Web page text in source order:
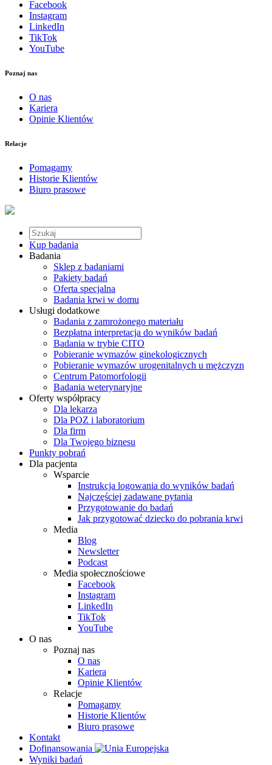
Facebook
Instagram
LinkedIn
TikTok
YouTube
Poznaj nas
O nas
Kariera
Opinie Klientów
Relacje
Pomagamy
Historie Klientów
Biuro prasowe
Kup badania
Badania
Sklep z badaniami
Pakiety badań
Oferta specjalna
Badania krwi w domu
Usługi dodatkowe
Badania z zamrożonego materiału
Bezpłatna interpretacja do wyników badań
Badania w trybie CITO
Pobieranie wymazów ginekologicznych
Pobieranie wymazów urogenitalnych u mężczyzn
Centrum Patomorfologii
Badania weterynaryjne
Oferty współpracy
Dla lekarza
Dla POZ i laboratorium
Dla firm
Dla Twojego biznesu
Punkty pobrań
Dla pacjenta
Wsparcie
Instrukcja logowania do wyników badań
Najczęściej zadawane pytania
Przygotowanie do badań
Jak przygotować dziecko do pobrania krwi
Media
Blog
Newsletter
Podcast
Media społecznościowe
Facebook
Instagram
LinkedIn
TikTok
YouTube
O nas
Poznaj nas
O nas
Kariera
Opinie Klientów
Relacje
Pomagamy
Historie Klientów
Biuro prasowe
Kontakt
Dofinansowania
Wyniki badań